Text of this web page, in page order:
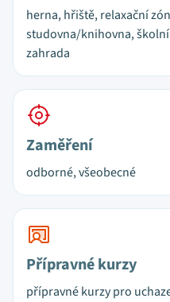
herna, hřiště, relaxační
studovna/knihovna,
zahrada
Zaměření
odborné, všeobecné
Přípravné kurzy
přípravné kurzy pro